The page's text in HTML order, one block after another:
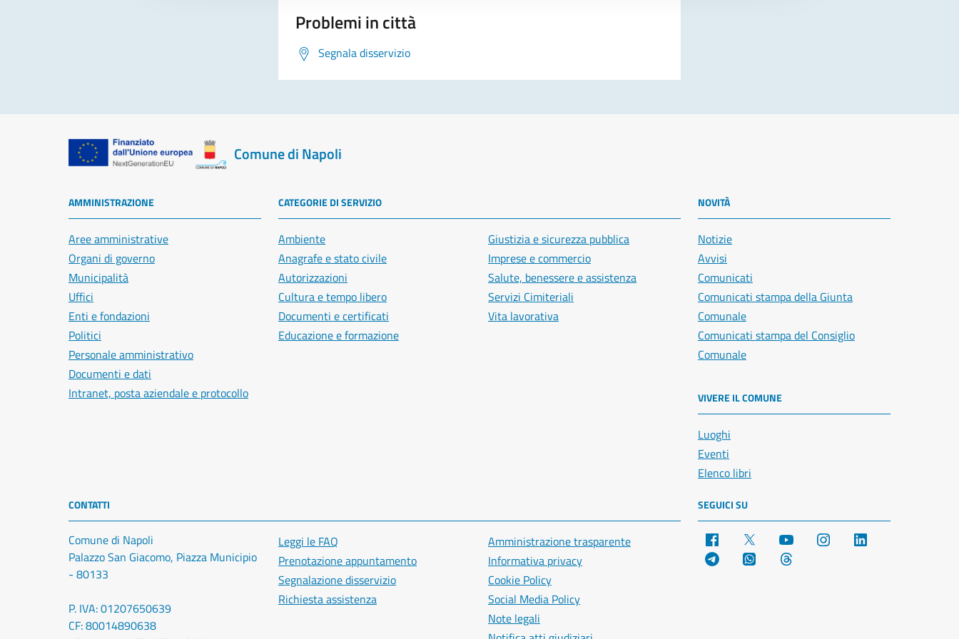
Problemi in città
Segnala disservizio
Comune di Napoli
AMMINISTRAZIONE
Aree amministrative
Organi di governo
Municipalità
Uffici
Enti e fondazioni
Politici
Personale amministrativo
Documenti e dati
Intranet, posta aziendale e protocollo
CATEGORIE DI SERVIZIO
Ambiente
Anagrafe e stato civile
Autorizzazioni
Cultura e tempo libero
Documenti e certificati
Educazione e formazione
Giustizia e sicurezza pubblica
Imprese e commercio
Salute, benessere e assistenza
Servizi Cimiteriali
Vita lavorativa
NOVITÀ
Notizie
Avvisi
Comunicati
Comunicati stampa della Giunta
Comunale
Comunicati stampa del Consiglio
Comunale
VIVERE IL COMUNE
Luoghi
Eventi
Elenco libri
CONTATTI
Comune di Napoli
Palazzo San Giacomo, Piazza Municipio
- 80133
P. IVA: 01207650639
CF: 80014890638
Leggi le FAQ
Prenotazione appuntamento
Segnalazione disservizio
Richiesta assistenza
Amministrazione trasparente
Informativa privacy
Cookie Policy
Social Media Policy
Note legali
SEGUICI SU
Facebook YouTube Instagram
Telegram WhatsApp